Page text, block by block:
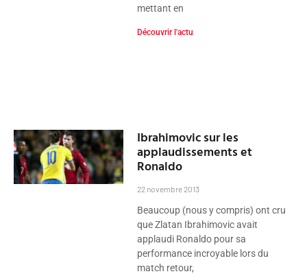
mettant en
Découvrir l'actu
Ibrahimovic sur les
applaudissements et
Ronaldo
22 novembre 2013
Beaucoup (nous y compris) ont cru
que Zlatan Ibrahimovic avait
applaudi Ronaldo pour sa
performance incroyable lors du
match retour,